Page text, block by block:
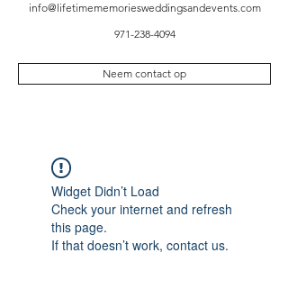
info@lifetimememoriesweddingsandevents.com
971-238-4094
Neem contact op
Widget Didn’t Load
Check your internet and refresh
this page.
If that doesn’t work, contact us.